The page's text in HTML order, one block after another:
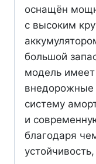
оснащён
с высоким
большой
модель
систему
и
благодаря